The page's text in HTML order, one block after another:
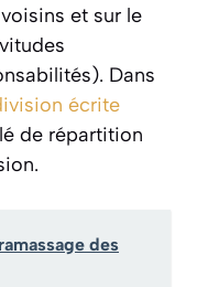
et sur le
Dans
écrite
de répartition
des